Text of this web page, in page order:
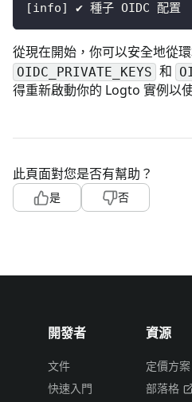
[info] ✔ 種子 OIDC 配置
從現在開始，你可以安全地從
OIDC_PRIVATE_KEYS 和
得重新啟動你的 Logto 實例以
此頁面對您是否有幫助？
是 否
開發者
文件
快速入門
資源
定價方案
部落格